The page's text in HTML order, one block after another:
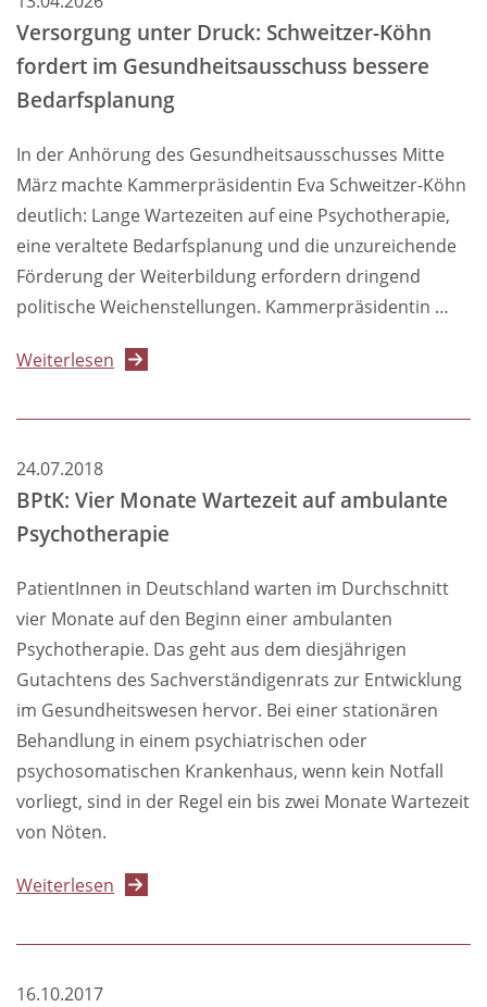
Versorgung unter Druck: Schweitzer-Köhn
fordert im Gesundheitsausschuss bessere
Bedarfsplanung
In der Anhörung des Gesundheitsausschusses Mitte
März machte Kammerpräsidentin Eva Schweitzer-Köhn
deutlich: Lange Wartezeiten auf eine Psychotherapie,
eine veraltete Bedarfsplanung und die unzureichende
Förderung der Weiterbildung erfordern dringend
politische Weichenstellungen. Kammerpräsidentin …
Weiterlesen über
unter
Köhn
fordert
Gesundheitsausschuss
bessere
Bedarfsplanung
24.07.2018
BPtK: Vier Monate Wartezeit auf ambulante
Psychotherapie
PatientInnen in Deutschland warten im Durchschnitt
vier Monate auf den Beginn einer ambulanten
Psychotherapie. Das geht aus dem diesjährigen
Gutachtens des Sachverständigenrats zur Entwicklung
im Gesundheitswesen hervor. Bei einer stationären
Behandlung in einem psychiatrischen oder
psychosomatischen Krankenhaus, wenn kein Notfall
vorliegt, sind in der Regel ein bis zwei Monate Wartezeit
von Nöten.
Weiterlesen über
Vier
16.10.2017